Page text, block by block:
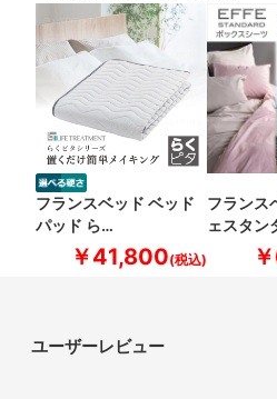
フランスベッド ベッド
パッド ら…
￥41,800
フランス
ェスタン
ユーザーレビュー